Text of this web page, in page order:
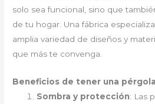
solo sea funcional, sino que
de tu hogar. Una fábrica
amplia variedad de diseños y
que más te convenga.
Beneficios de tener una
Sombra y protección: Las